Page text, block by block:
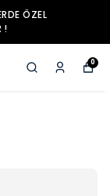
ÖZEL
!
0